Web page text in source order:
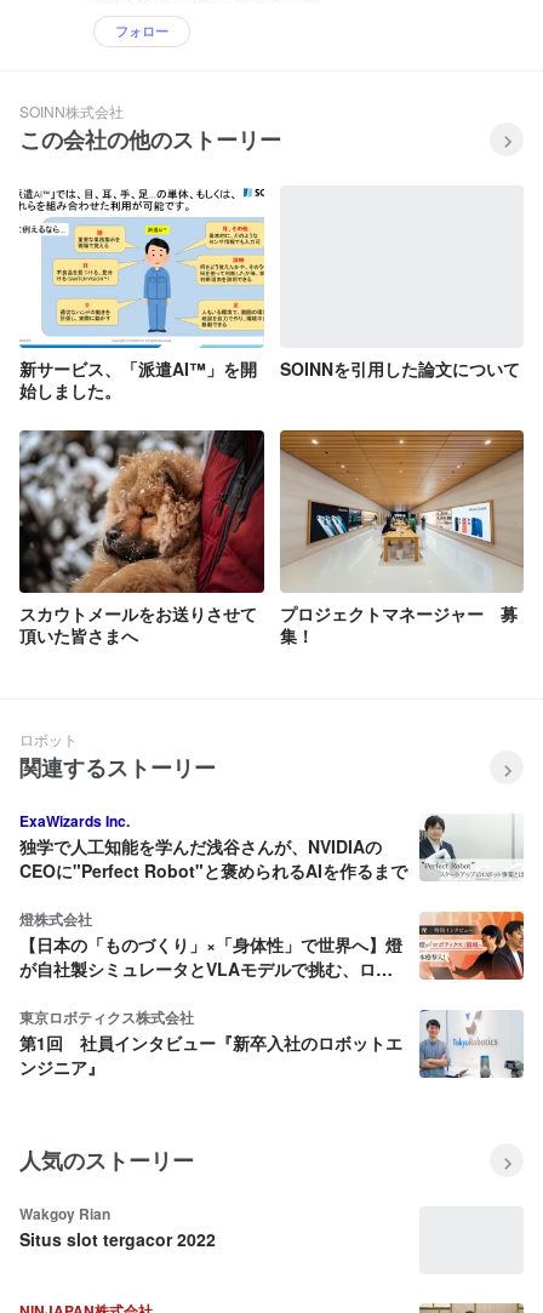
フォロー
SOINN株式会社
この会社の他のストーリー
新サービス、「派遣AI™」を開
始しました。
SOINNを引用した論文について
スカウトメールをお送りさせて
頂いた皆さまへ
プロジェクトマネージャー 募
集！
ロボット
関連するストーリー
ExaWizards Inc.
独学で人工知能を学んだ浅谷さんが、NVIDIAの
CEOに"Perfect Robot"と褒められるAIを作るまで
燈株式会社
【日本の「ものづくり」×「身体性」で世界へ】燈
が自社製シミュレータとVLAモデルで挑む、ロボ
東京ロボティクス株式会社
第1回 社員インタビュー『新卒入社のロボットエ
ンジニア』
人気のストーリー
Wakgoy Rian
Situs slot tergacor 2022